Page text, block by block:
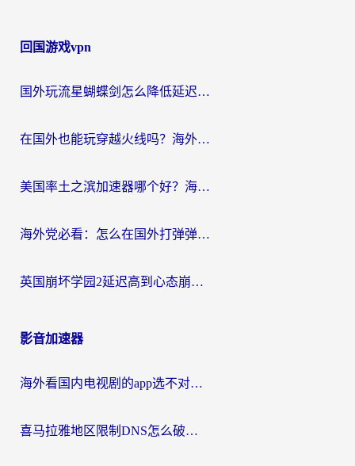
回国游戏vpn
国外玩流星蝴蝶剑怎么降低延迟？海外党必看的加速秘籍（含欧洲鸣潮&彩虹岛优化攻略）
在国外也能玩穿越火线吗？海外玩家国服游戏畅玩终极指南
美国率土之滨加速器哪个好？海外党国服游戏畅玩终极指南（附多游戏解决方案）
海外党必看：怎么在国外打弹弹堂不卡？番茄加速器亲测指南
英国崩坏学园2延迟高到心态崩？海外党国服游戏加速终极指南
影音加速器
海外看国内电视剧的app选不对？这份回国加速器避坑指南帮你流畅追剧
喜马拉雅地区限制DNS怎么破？海外党听国内音乐听书的终极解决方案